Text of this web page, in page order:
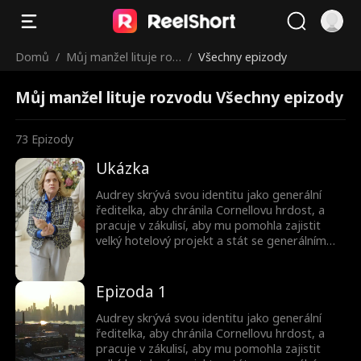
Domů / Můj manžel lituje roz
/ Všechny epizody
Můj manžel lituje rozvodu Všechny epizody
73 Epizody
Ukázka
Audrey skrývá svou identitu jako generální
ředitelka, aby chránila Cornellovu hrdost, a
pracuje v zákulisí, aby mu pomohla zajistit
velký hotelový projekt a stát se generálním
napíná jejich vztah. Mezitím Audrey čelí
neustálému tlaku od svého okolí, včetně
Cornella, což ji nutí zvažovat rozvod. Po
nesčetných poníženích si konečně uvědomí
svou hodnotu a cenu, kterou platí za
Epizoda 1
Audrey skrývá svou identitu jako generální
ředitelka, aby chránila Cornellovu hrdost, a
pracuje v zákulisí, aby mu pomohla zajistit